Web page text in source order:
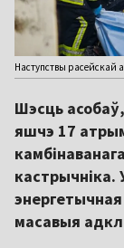
Наступствы расейскай
Шэсць асобаў,
яшчэ 17
масавыя